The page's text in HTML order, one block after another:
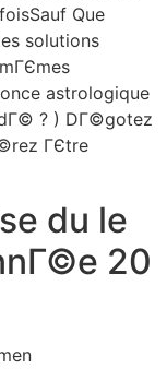
Que
solutions
astrologique
? ) DГ©gotez
ГЄtre
du le
20